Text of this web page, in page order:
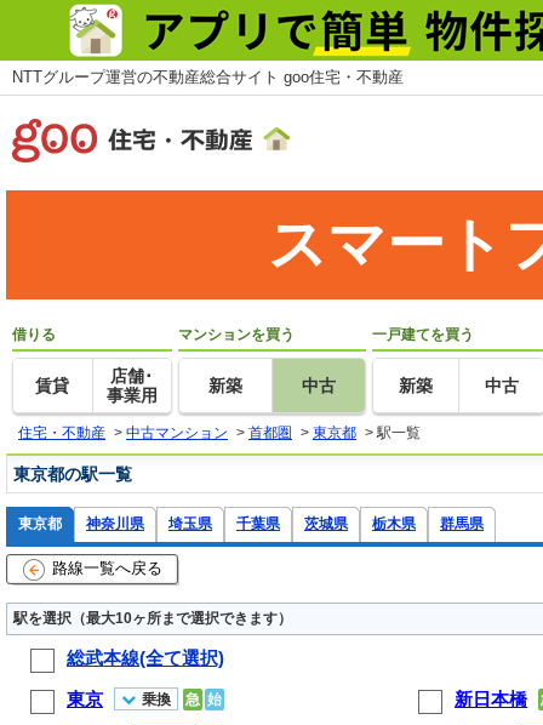
NTTグループ運営の不動産総合サイト goo住宅・不動産
スマート
借りる
賃貸
店舗･
事業用
マンションを買う
新築 中古
一戸建てを買う
新築 中古
住宅・不動産 > 中古マンション > 首都圏 > 東京都 > 駅一覧
東京都の駅一覧
東京都 神奈川県 埼玉県 千葉県 茨城県 栃木県 群馬県
路線一覧へ戻る
駅を選択（最大10ヶ所まで選択できます）
総武本線(全て選択)
東京
乗換 急 始 新日本橋